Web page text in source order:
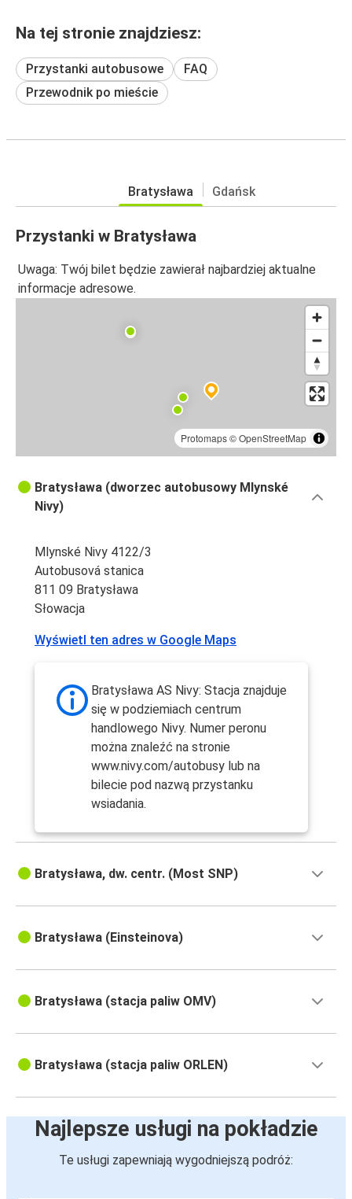
Na tej stronie znajdziesz:
Przystanki autobusowe
FAQ
Przewodnik po mieście
Bratysława Gdańsk
Przystanki w Bratysława
Uwaga: Twój bilet będzie zawierał najbardziej aktualne
informacje adresowe.
Protomaps©OpenStreetMap
Bratysława (dworzec autobusowy Mlynské
Nivy)
Mlynské Nivy 4122/3
Autobusová stanica
811 09 Bratysława
Słowacja
Wyświetl ten adres w Google Maps
Bratysława AS Nivy: Stacja znajduje
się w podziemiach centrum
handlowego Nivy. Numer peronu
można znaleźć na stronie
www.nivy.com/autobusy lub na
bilecie pod nazwą przystanku
wsiadania.
Bratysława, dw. centr. (Most SNP)
Bratysława (Einsteinova)
Bratysława (stacja paliw OMV)
Bratysława (stacja paliw ORLEN)
Najlepsze usługi na pokładzie
Te usługi zapewniają wygodniejszą podróż: